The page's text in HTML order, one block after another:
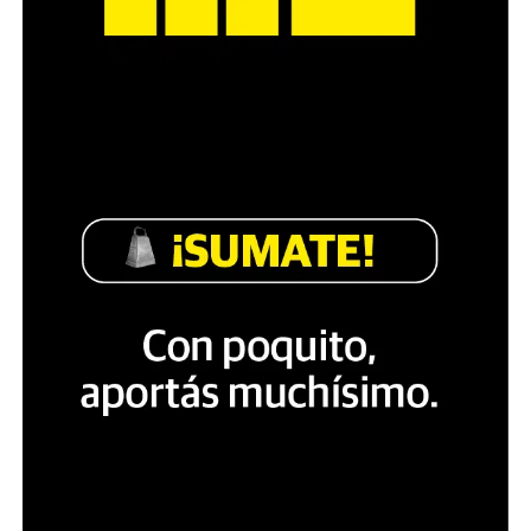
Fue entonces cuando, en pocas horas, la tela pintada a
Luego, el trapo se convirtió en bandera para agitarla en
la tribuna.
a la cancha y la saeta se convirtió en mensaje que
descifra de un vistazo un jugador de fútbol.
Finalmente, el mensaje se convirtió en trofeo que se